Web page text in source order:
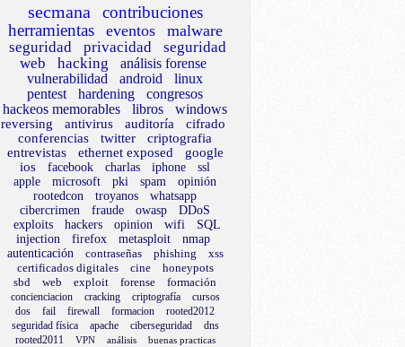
secmana
contribuciones
herramientas
eventos malware
seguridad privacidad
seguridad
web
hacking
análisis forense
vulnerabilidad
android
linux
pentest
hardening
congresos
hackeos memorables
libros windows
reversing antivirus auditoría
cifrado
conferencias
twitter
criptografia
entrevistas
ethernet exposed
google
ios
facebook charlas iphone
ssl
apple
microsoft pki spam
opinión
rootedcon
troyanos
whatsapp
cibercrimen
fraude owasp
DDoS
exploits
hackers opinion wifi
SQL
injection
firefox metasploit
nmap
autenticación
contraseñas phishing
xss
certificados digitales
cine
honeypots
sbd
web exploit forense formación
concienciacion cracking criptografía
cursos
dos
fail firewall formacion
rooted2012
seguridad física
apache ciberseguridad
dns
rooted2011
VPN análisis
buenas practicas